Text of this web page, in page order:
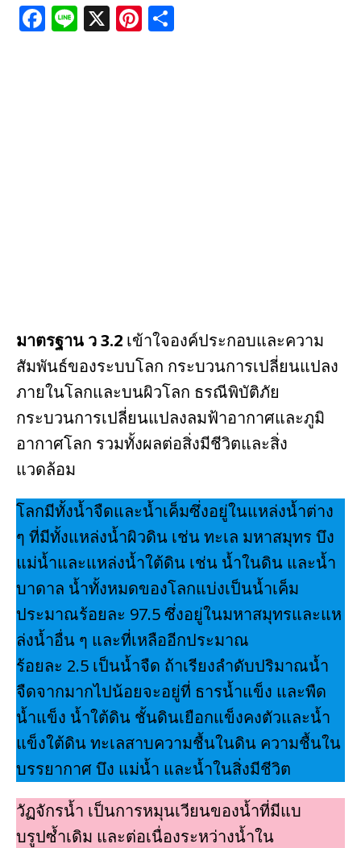
F Li X Pi
มาตรฐาน ว 3.2 เข้าใจองค์ประกอบและความ
สัมพันธ์ของระบบโลก กระบวนการเปลี่ยนแปลง
ภายในโลกและบนผิวโลก ธรณีพิบัติภัย
กระบวนการเปลี่ยนแปลงลมฟ้าอากาศและภูมิ
อากาศโลก รวมทั้งผลต่อสิ่งมีชีวิตและสิ่ง
แวดล้อม
โลกมีทั้งนํ้าจืดและนํ้าเค็มซึ่งอยู่ในแหล่งนํ้าต่าง
ๆ ที่มีทั้งแหล่งนํ้าผิวดิน เช่น ทะเล มหาสมุทร บึง
แม่นํ้าและแหล่งนํ้าใต้ดิน เช่น นํ้าในดิน และนํ้า
บาดาล นํ้าทั้งหมดของโลกแบ่งเป็นนํ้าเค็ม
ประมาณร้อยละ 97.5 ซึ่งอยู่ในมหาสมุทรและแห
ล่งนํ้าอื่น ๆ และที่เหลืออีกประมาณ
ร้อยละ 2.5 เป็นนํ้าจืด ถ้าเรียงลําดับปริมาณนํ้า
จืดจากมากไปน้อยจะอยู่ที่ ธารนํ้าแข็ง และพืด
นํ้าแข็ง นํ้าใต้ดิน ชั้นดินเยือกแข็งคงตัวและนํ้า
แข็งใต้ดิน ทะเลสาบความชื้นในดิน ความชื้นใน
บรรยากาศ บึง แม่นํ้า และนํ้าในสิ่งมีชีวิต
วัฏจักรนํ้า เป็นการหมุนเวียนของนํ้าที่มีแบ
บรูปซํ้าเดิม และต่อเนื่องระหว่างนํ้าใน